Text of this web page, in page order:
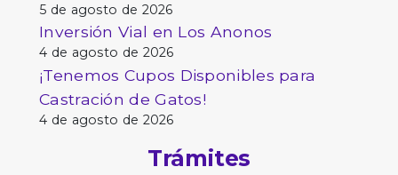
5 de agosto de 2026
Inversión Vial en Los Anonos
4 de agosto de 2026
¡Tenemos Cupos Disponibles para
Castración de Gatos!
4 de agosto de 2026
Trámites